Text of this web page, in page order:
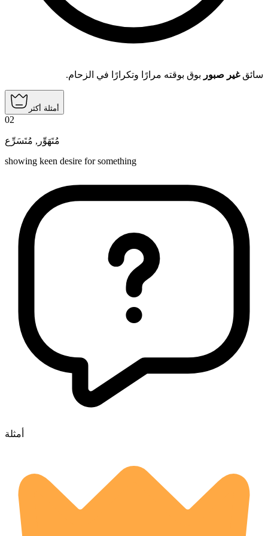
سائقغير صبور بوق بوقته مرارًا وتكرارًا في الزحام.
أمثلة أكثر
02
مُتَهَوِّر , مُتَسَرِّع
showing keen desire for something
أمثلة